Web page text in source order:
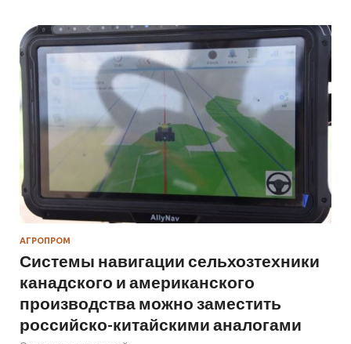
АГРОПРОМ
Системы навигации сельхозтехники
канадского и американского
производства можно заместить
российско-китайскими аналогами